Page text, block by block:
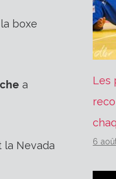
boxe
a
la Nevada
Les
6